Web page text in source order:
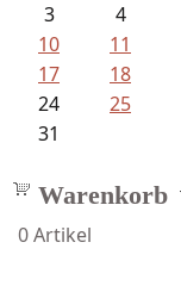
3
4
10
11
17
18
24
25
31
Warenkorb
0Artikel